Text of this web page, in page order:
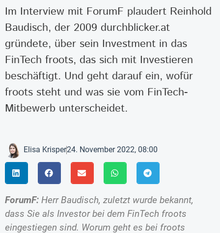
Im Interview mit ForumF plaudert Reinhold
Baudisch, der 2009 durchblicker.at
gründete, über sein Investment in das
FinTech froots, das sich mit Investieren
beschäftigt. Und geht darauf ein, wofür
froots steht und was sie vom FinTech-
Mitbewerb unterscheidet.
Elisa Krisper24. November 2022, 08:00
ForumF: Herr Baudisch, zuletzt wurde bekannt,
dass Sie als Investor bei dem FinTech froots
eingestiegen sind. Worum geht es bei froots